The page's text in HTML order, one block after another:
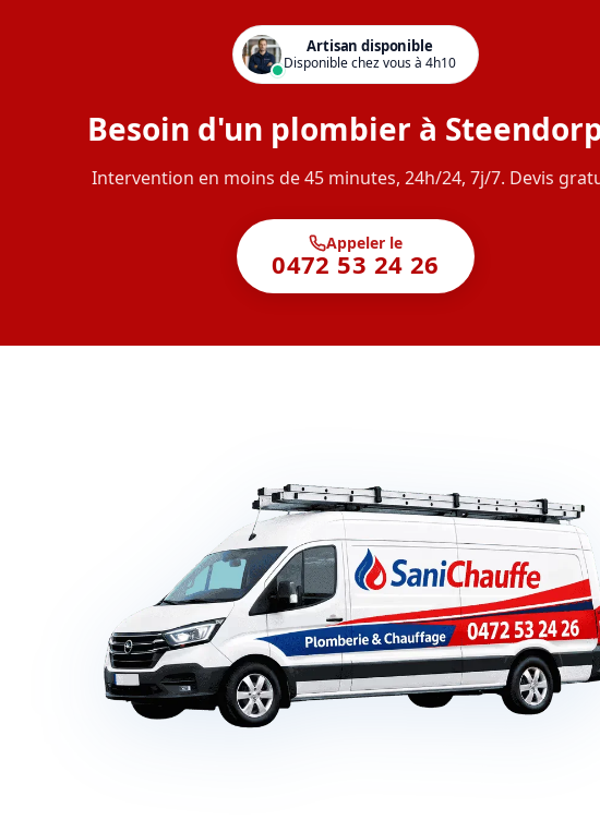
Artisan disponible
Disponible chez vous à 4h10
Besoin d'un plombier à
Intervention en moins de 45 minutes, 24h/24, 7j/7. Devis
Appeler le
0472 53 24 26